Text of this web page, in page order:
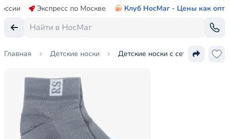
Экспресс по Москве Клуб НосМаг - Цены как опт
Главная Детские носки Детские носки с сеточкой